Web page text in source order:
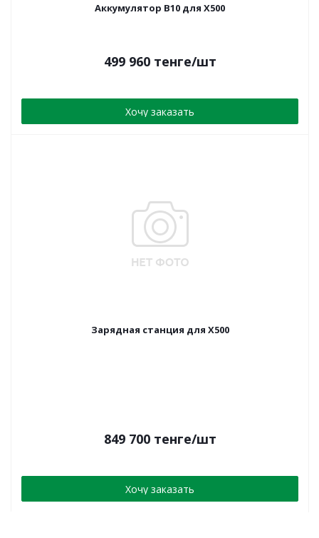
Аккумулятор B10 для X500
499 960тенге/шт
Хочу заказать
Зарядная станция для X500
849 700тенге/шт
Хочу заказать